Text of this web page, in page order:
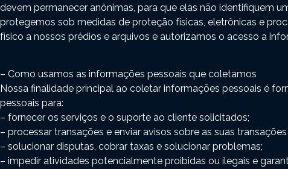
devem permanecer anônimas, para que elas não identifiquem
protegemos sob medidas de proteção físicas, eletrônicas e
físico a nossos prédios e arquivos e autorizamos o acesso a
– Como usamos as informações pessoais que coletamos
Nossa finalidade principal ao coletar informações pessoais é
pessoais para:
– fornecer os serviços e o suporte ao cliente solicitados;
– processar transações e enviar avisos sobre as suas transações
– solucionar disputas, cobrar taxas e solucionar problemas;
– impedir atividades potencialmente proibidas ou ilegais e